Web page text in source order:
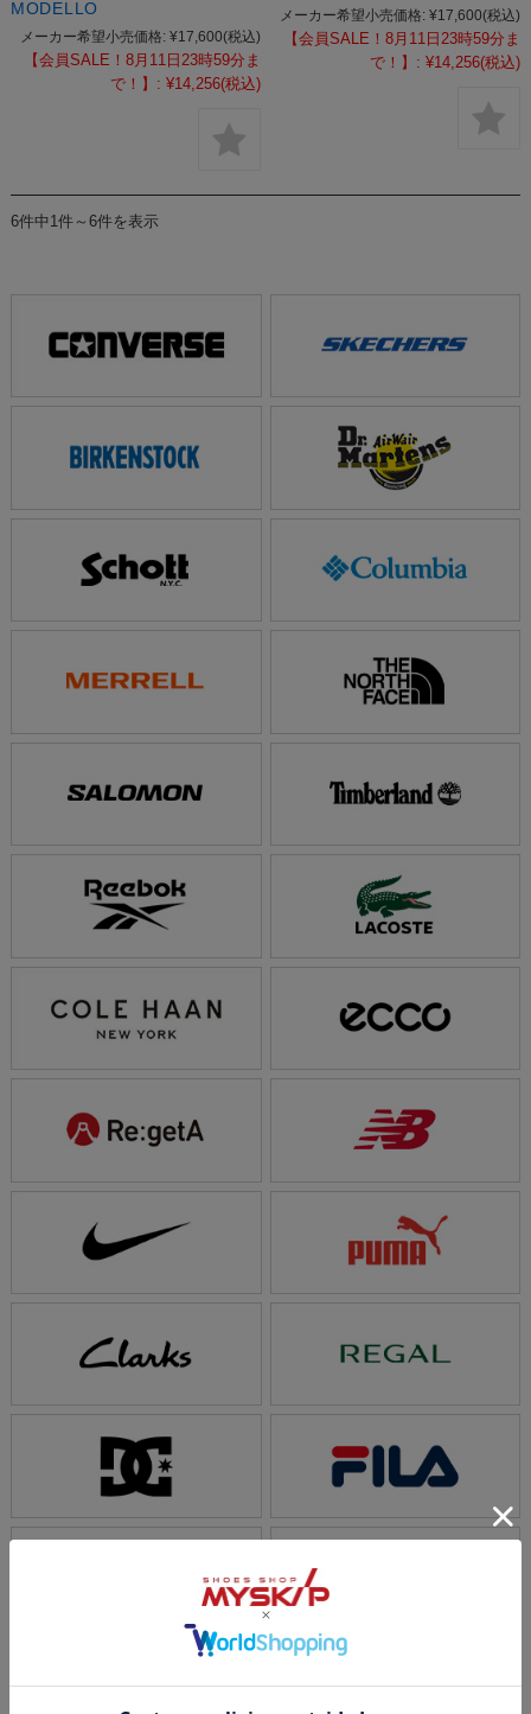
MODELLO
メーカー希望小売価格: ¥17,600(税込)
【会員SALE！8月11日23時59分ま
で！】: ¥14,256(税込)
メーカー希望小売価格: ¥17,600(税込)
【会員SALE！8月11日23時59分ま
で！】: ¥14,256(税込)
6件中1件～6件を表示